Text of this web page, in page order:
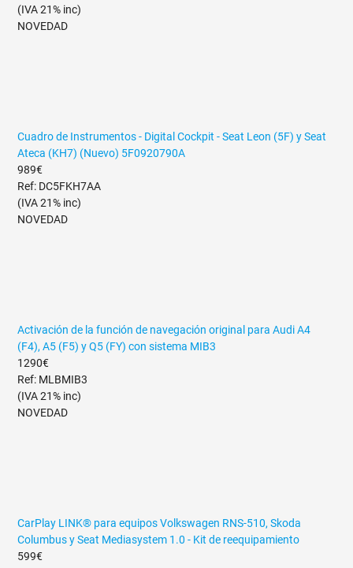
(IVA 21% inc)
NOVEDAD
Cuadro de Instrumentos - Digital Cockpit - Seat Leon (5F) y Seat
Ateca (KH7) (Nuevo) 5F0920790A
989€
Ref: DC5FKH7AA
(IVA 21% inc)
NOVEDAD
Activación de la función de navegación original para Audi A4
(F4), A5 (F5) y Q5 (FY) con sistema MIB3
1290€
Ref: MLBMIB3
(IVA 21% inc)
NOVEDAD
CarPlay LINK® para equipos Volkswagen RNS-510, Skoda
Columbus y Seat Mediasystem 1.0 - Kit de reequipamiento
599€